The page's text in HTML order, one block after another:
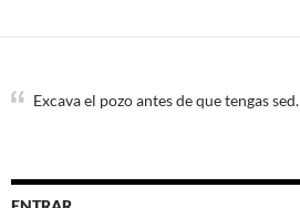
Excava el pozo antes de que tengas sed.